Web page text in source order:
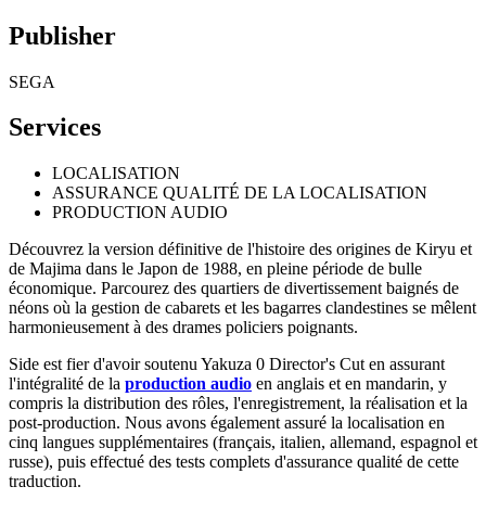
Publisher
SEGA
Services
LOCALISATION
ASSURANCE QUALITÉ DE LA LOCALISATION
PRODUCTION AUDIO
Découvrez la version définitive de l'histoire des origines de Kiryu et
de Majima dans le Japon de 1988, en pleine période de bulle
économique. Parcourez des quartiers de divertissement baignés de
néons où la gestion de cabarets et les bagarres clandestines se mêlent
harmonieusement à des drames policiers poignants.
Side est fier d'avoir soutenu Yakuza 0 Director's Cut en assurant
l'intégralité de la production audio en anglais et en mandarin, y
compris la distribution des rôles, l'enregistrement, la réalisation et la
post-production. Nous avons également assuré la localisation en
cinq langues supplémentaires (français, italien, allemand, espagnol et
russe), puis effectué des tests complets d'assurance qualité de cette
traduction.